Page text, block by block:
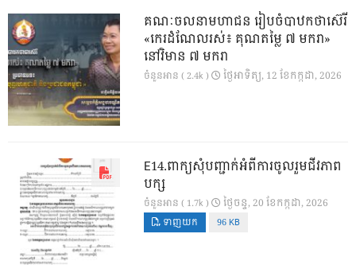
គណៈចលនាមហាជន រៀបចំបាឋកថាស៊េរី
«កេរដំណែលរស់៖ គុណតម្លៃ ៧ មករា»
នៅវិមាន ៧ មករា
ចំនួនអាន ( 2.4k ) ថ្ងៃ​អាទិត្យ, 12 ខែ​កក្កដា, 2026
E14.ពាក្យសុំបញ្ជាក់អំពីការចូលរួមជីវភាព
បក្ស
ចំនួនអាន ( 1.7k ) ថ្ងៃ​ចន្ទ, 20 ខែ​កក្កដា, 2026
ទាញយក 96 KB